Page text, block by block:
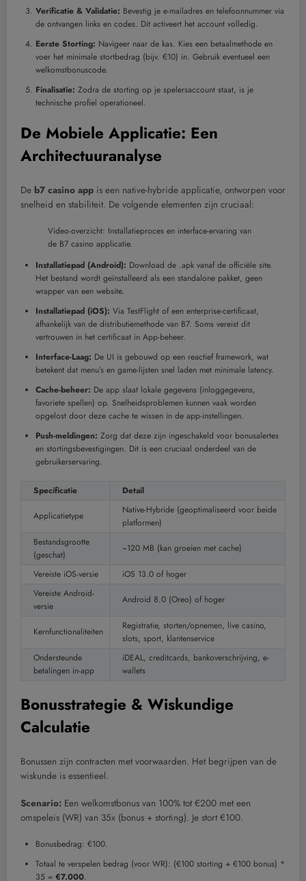
Verificatie & Validatie: Bevestig je e-mailadres en telefoonnummer via
de ontvangen links en codes. Dit activeert het account volledig.
Eerste Storting: Navigeer naar de kas. Kies een betaalmethode en
voer het minimale stortbedrag (bijv. €10) in. Gebruik eventueel een
welkomstbonuscode.
Finalisatie: Zodra de storting op je spelersaccount staat, is je
technische profiel operationeel.
De Mobiele Applicatie: Een
Architectuuranalyse
De b7 casino app is een native-hybride applicatie, ontworpen voor
snelheid en stabiliteit. De volgende elementen zijn cruciaal:
Video-overzicht: Installatieproces en interface-ervaring van
de B7 casino applicatie.
Installatiepad (Android): Download de .apk vanaf de officiële site.
Het bestand wordt geïnstalleerd als een standalone pakket, geen
wrapper van een website.
Installatiepad (iOS): Via TestFlight of een enterprise-certificaat,
afhankelijk van de distributiemethode van B7. Soms vereist dit
vertrouwen in het certificaat in App-beheer.
Interface-Laag: De UI is gebouwd op een reactief framework, wat
betekent dat menu’s en game-lijsten snel laden met minimale latency.
Cache-beheer: De app slaat lokale gegevens (inloggegevens,
favoriete spellen) op. Snelheidsproblemen kunnen vaak worden
opgelost door deze cache te wissen in de app-instellingen.
Push-meldingen: Zorg dat deze zijn ingeschakeld voor bonusalertes
en stortingsbevestigingen. Dit is een cruciaal onderdeel van de
gebruikerservaring.
Specificatie Detail
Applicatietype
Native-Hybride (geoptimaliseerd voor beide
platformen)
Bestandsgrootte
(geschat)
~120 MB (kan groeien met cache)
Vereiste iOS-versie
iOS 13.0 of hoger
Vereiste Android-
versie
Android 8.0 (Oreo) of hoger
Kernfunctionaliteiten
Registratie, storten/opnemen, live casino,
slots, sport, klantenservice
Ondersteunde
betalingen in-app
iDEAL, creditcards, bankoverschrijving, e-
wallets
Bonusstrategie & Wiskundige
Calculatie
Bonussen zijn contracten met voorwaarden. Het begrijpen van de
wiskunde is essentieel.
Scenario: Een welkomstbonus van 100% tot €200 met een
omspeleis (WR) van 35x (bonus + storting). Je stort €100.
Bonusbedrag: €100.
Totaal te verspelen bedrag (voor WR): (€100 storting + €100 bonus) *
35 = €7.000.